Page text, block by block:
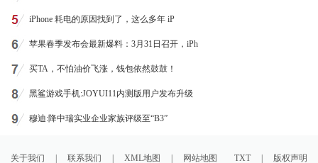
iPhone 耗电的原因找到了，这么多年 iP
苹果春季发布会最新爆料：3月31日召开，iPh
买TA，不怕油价飞涨，钱包依然鼓鼓！
黑鲨游戏手机:JOYUI11内测版用户发布升级
穆迪:降中瑞实业企业家族评级至“B3”
关于我们 联系我们 XML地图 网站地图 TXT 版权声明